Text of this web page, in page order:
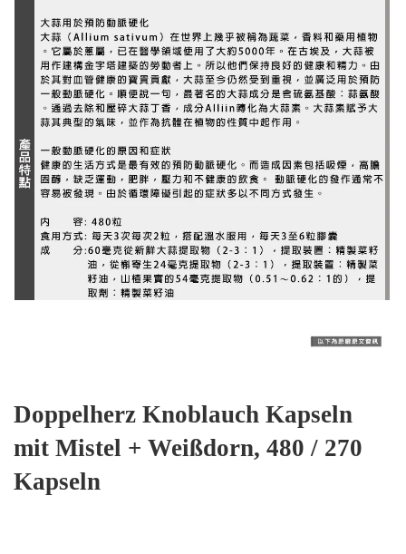
Doppelherz Knoblauch Kapseln
mit Mistel + Weißdorn, 480 / 270
Kapseln